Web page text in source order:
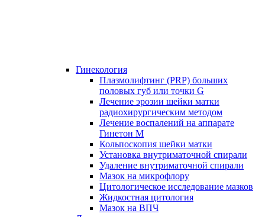
Гинекология
Плазмолифтинг (PRP) больших
половых губ или точки G
Лечение эрозии шейки матки
радиохирургическим методом
Лечение воспалений на аппарате
Гинетон М
Кольпоскопия шейки матки
Установка внутриматочной спирали
Удаление внутриматочной спирали
Мазок на микрофлору
Цитологическое исследование мазков
Жидкостная цитология
Мазок на ВПЧ